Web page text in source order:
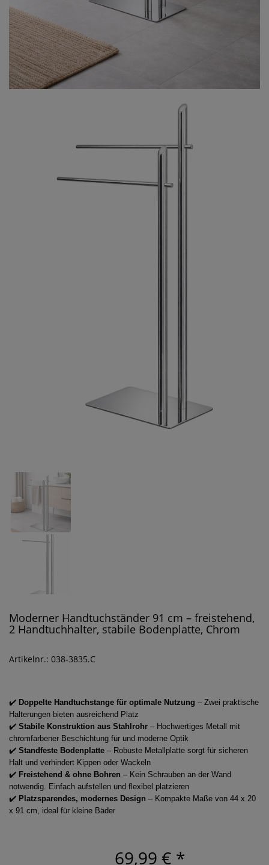
Moderner Handtuchständer 91 cm – freistehend,
2 Handtuchhalter, stabile Bodenplatte, Chrom
Artikelnr.: 038-3835.C
✔️ Doppelte Handtuchstange für optimale Nutzung – Zwei praktische
Halterungen bieten ausreichend Platz
✔️ Stabile Konstruktion aus Stahlrohr – Hochwertiges Metall mit
chromfarbener Beschichtung für und moderne Optik
✔️ Standfeste Bodenplatte – Robuste Metallplatte sorgt für sicheren
Halt und verhindert Kippen oder Wackeln
✔️ Freistehend & ohne Bohren – Kein Schrauben an der Wand
notwendig. Einfach aufstellen und flexibel platzieren
✔️ Platzsparendes, modernes Design – Kompakte Maße von 44 x 20
x 91 cm, ideal für kleine Bäder
69,99 € *